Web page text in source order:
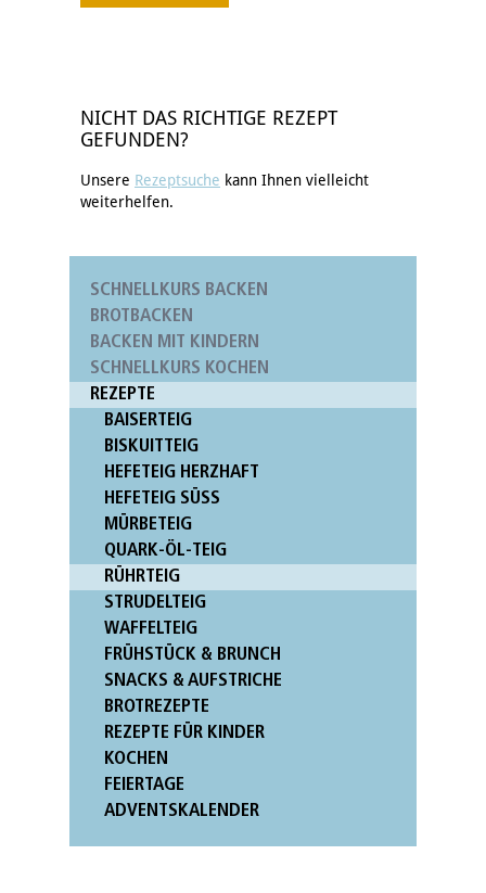
SCHNELLKURS BACKEN
BROTBACKEN
BACKEN MIT KINDERN
SCHNELLKURS KOCHEN
REZEPTE
BAISERTEIG
BISKUITTEIG
HEFETEIG HERZHAFT
HEFETEIG SÜSS
MÜRBETEIG
QUARK-ÖL-TEIG
RÜHRTEIG
STRUDELTEIG
WAFFELTEIG
FRÜHSTÜCK & BRUNCH
SNACKS & AUFSTRICHE
BROTREZEPTE
REZEPTE FÜR KINDER
KOCHEN
FEIERTAGE
ADVENTSKALENDER
NICHT DAS RICHTIGE REZEPT
GEFUNDEN?
Unsere Rezeptsuche kann Ihnen vielleicht
weiterhelfen.